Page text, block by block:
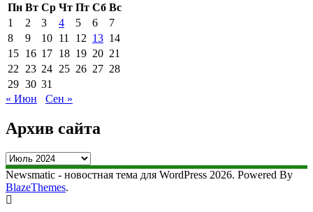
Пн Вт Ср Чт Пт Сб Вс
1
2 3 4 5 6
7
8
9 10 11 12 13 14
15 16 17 18 19 20 21
22
23 24 25 26 27 28
29 30 31
« Июн
Сен »
Архив сайта
Архив
сайта
Newsmatic - новостная тема для WordPress 2026. Powered By
BlazeThemes.